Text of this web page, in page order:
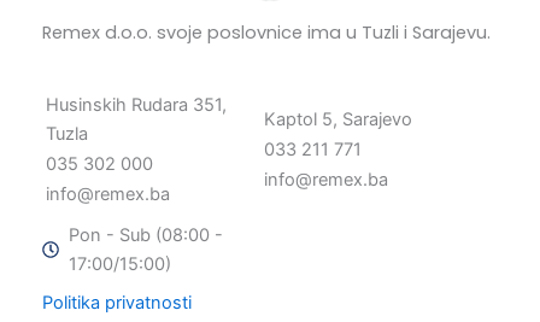
Remex d.o.o. svoje poslovnice ima u Tuzli i Sarajevu.
Husinskih Rudara 351,
Tuzla
035 302 000
info@remex.ba
Kaptol 5, Sarajevo
033 211 771
info@remex.ba
Pon - Sub (08:00 -
17:00/15:00)
Politika privatnosti